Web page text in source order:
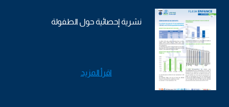
نشرية إحصائية حول الطفولة
اقرأ المزيد